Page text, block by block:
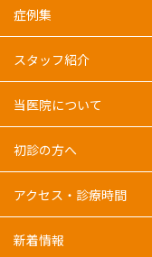
症例集
スタッフ紹介
当医院について
初診の方へ
アクセス・診療時間
新着情報